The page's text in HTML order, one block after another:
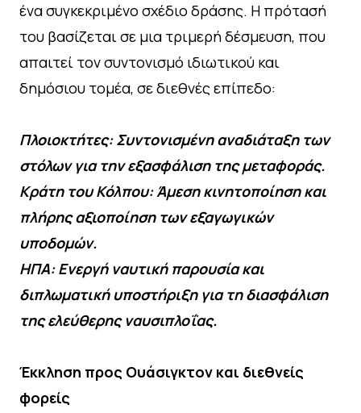
ένα συγκεκριμένο σχέδιο δράσης. Η πρότασή
του βασίζεται σε μια τριμερή δέσμευση, που
απαιτεί τον συντονισμό ιδιωτικού και
δημόσιου τομέα, σε διεθνές επίπεδο:
Πλοιοκτήτες: Συντονισμένη αναδιάταξη των
στόλων για την εξασφάλιση της μεταφοράς.
Κράτη του Κόλπου: Άμεση κινητοποίηση και
πλήρης αξιοποίηση των εξαγωγικών
υποδομών.
ΗΠΑ: Ενεργή ναυτική παρουσία και
διπλωματική υποστήριξη για τη διασφάλιση
της ελεύθερης ναυσιπλοΐας.
Έκκληση προς Ουάσιγκτον και διεθνείς
φορείς